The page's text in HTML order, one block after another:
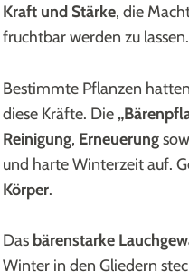
Kraft und Stärke, die
fruchtbar werden zu
Bestimmte Pflanzen
diese Kräfte. Die
Reinigung, Erneuerung
und harte Winterzeit auf.
Körper.
Das bärenstarke
Winter in den Gliedern